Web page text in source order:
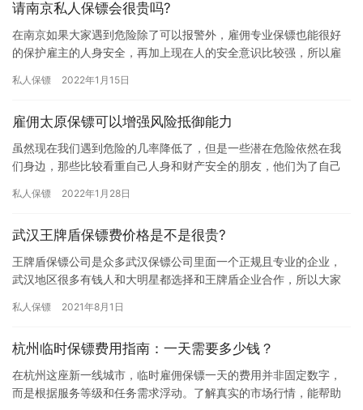
请南京私人保镖会很贵吗?
在南京如果大家遇到危险除了可以报警外，雇佣专业保镖也能很好
的保护雇主的人身安全，再加上现在人的安全意识比较强，所以雇
南京私…
私人保镖 2022年1月15日
雇佣太原保镖可以增强风险抵御能力
虽然现在我们遇到危险的几率降低了，但是一些潜在危险依然在我
们身边，那些比较看重自己人身和财产安全的朋友，他们为了自己
可以增…
私人保镖 2022年1月28日
武汉王牌盾保镖费价格是不是很贵?
王牌盾保镖公司是众多武汉保镖公司里面一个正规且专业的企业，
武汉地区很多有钱人和大明星都选择和王牌盾企业合作，所以大家
不是很…
私人保镖 2021年8月1日
杭州临时保镖费用指南：一天需要多少钱？
在杭州这座新一线城市，临时雇佣保镖一天的费用并非固定数字，
而是根据服务等级和任务需求浮动。了解真实的市场行情，能帮助